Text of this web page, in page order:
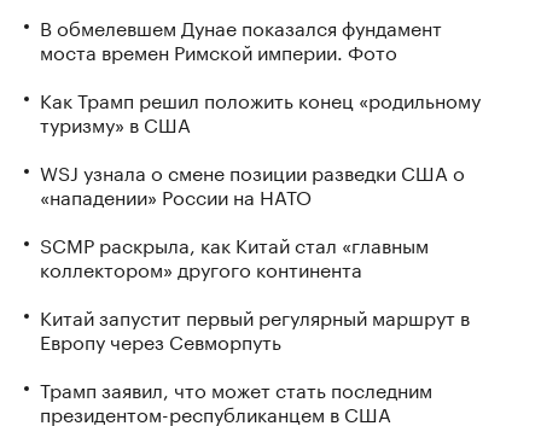
В обмелевшем Дунае показался фундамент
моста времен Римской империи. Фото
Как Трамп решил положить конец «родильному
туризму» в США
WSJ узнала о смене позиции разведки США о
«нападении» России на НАТО
SCMP раскрыла, как Китай стал «главным
коллектором» другого континента
Китай запустит первый регулярный маршрут в
Европу через Севморпуть
Трамп заявил, что может стать последним
президентом-республиканцем в США